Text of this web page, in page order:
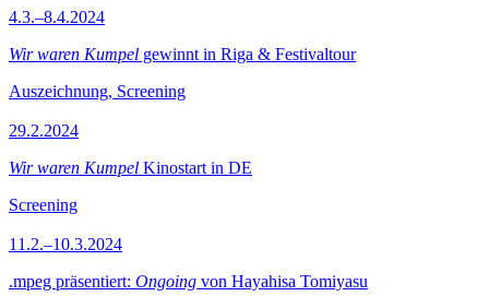
4.3.–8.4.2024
Wir waren Kumpel gewinnt in Riga & Festivaltour
Auszeichnung, Screening
29.2.2024
Wir waren Kumpel Kinostart in DE
Screening
11.2.–10.3.2024
.mpeg präsentiert: Ongoing von Hayahisa Tomiyasu